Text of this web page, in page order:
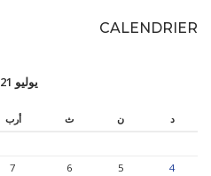
CALENDRIER
يوليو 2021
د ن ث أرب
4
5
6
7